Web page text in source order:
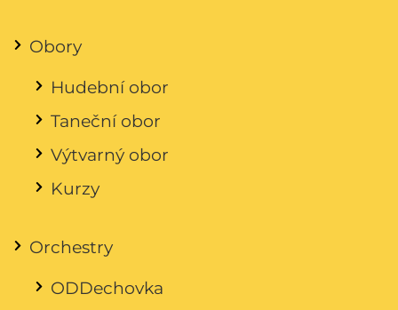
Obory
Hudební obor
Taneční obor
Výtvarný obor
Kurzy
Orchestry
ODDechovka